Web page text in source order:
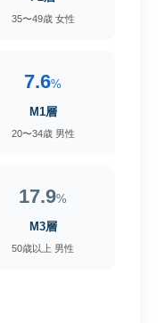
35〜49歳 女性
7.6%
M1層
20〜34歳 男性
17.9%
M3層
50歳以上 男性